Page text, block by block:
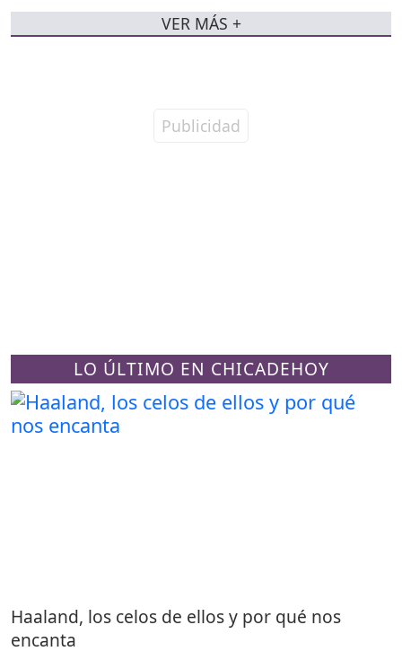
LO ÚLTIMO EN CHICADEHOY
Haaland, los celos de ellos y por qué nos
encanta
VER MÁS +